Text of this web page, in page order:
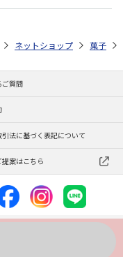
集 2026 ゆうゆうギフト
ネットショップ 菓子
ご質問
法に基づく表記について
案はこちら